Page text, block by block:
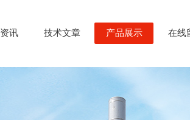
讯 技术文章 产品展示 在线